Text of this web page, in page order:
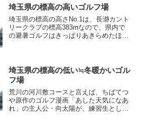
埼玉県の標高の高いゴルフ場
埼玉県の標高の高さNo.1は、長瀞カント
リークラブの標高383mなので、県内で
の避暑ゴルフはきっぱりあきらめたほう
ご覧になってみてくだ...
埼玉県の標高の低い≒冬暖かいゴル
フ場
荒川の河川敷コースと言えば、ちばてつ
や原作のゴルフ漫画「あした天気になあ
れ」の主人公・向太陽が、練習生として